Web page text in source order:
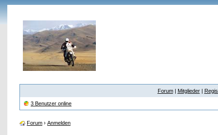
Forum| Mitglieder|
3 Benutzer online
Forum › Anmelden